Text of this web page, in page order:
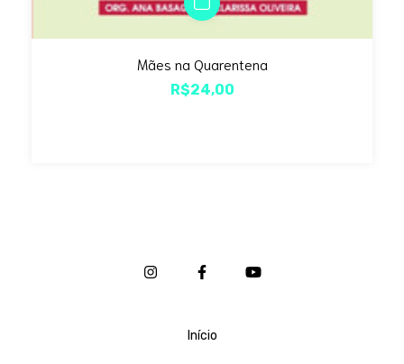
Mães na Quarentena
R$24,00
Início